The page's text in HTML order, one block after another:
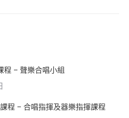
程 – 聲樂合唱小組
程 – 合唱指揮及器樂指揮課程